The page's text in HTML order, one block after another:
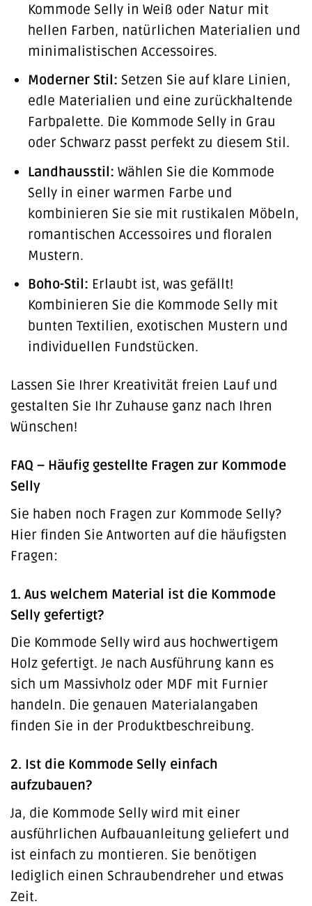
Kommode Selly in Weiß oder Natur mit
hellen Farben, natürlichen Materialien und
minimalistischen Accessoires.
Moderner Stil: Setzen Sie auf klare Linien,
edle Materialien und eine zurückhaltende
Farbpalette. Die Kommode Selly in Grau
oder Schwarz passt perfekt zu diesem Stil.
Landhausstil: Wählen Sie die Kommode
Selly in einer warmen Farbe und
kombinieren Sie sie mit rustikalen Möbeln,
romantischen Accessoires und floralen
Mustern.
Boho-Stil: Erlaubt ist, was gefällt!
Kombinieren Sie die Kommode Selly mit
bunten Textilien, exotischen Mustern und
individuellen Fundstücken.
Lassen Sie Ihrer Kreativität freien Lauf und
gestalten Sie Ihr Zuhause ganz nach Ihren
Wünschen!
FAQ – Häufig gestellte Fragen zur Kommode
Selly
Sie haben noch Fragen zur Kommode Selly?
Hier finden Sie Antworten auf die häufigsten
Fragen:
1. Aus welchem Material ist die Kommode
Selly gefertigt?
Die Kommode Selly wird aus hochwertigem
Holz gefertigt. Je nach Ausführung kann es
sich um Massivholz oder MDF mit Furnier
handeln. Die genauen Materialangaben
finden Sie in der Produktbeschreibung.
2. Ist die Kommode Selly einfach
aufzubauen?
Ja, die Kommode Selly wird mit einer
ausführlichen Aufbauanleitung geliefert und
ist einfach zu montieren. Sie benötigen
lediglich einen Schraubendreher und etwas
Zeit.